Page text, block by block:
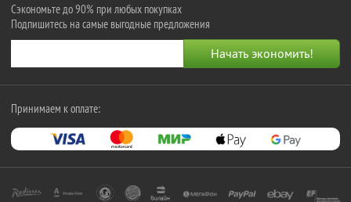
Сэкономьте до 90% при любых покупках
Подпишитесь на самые выгодные предложения
Принимаем к оплате: